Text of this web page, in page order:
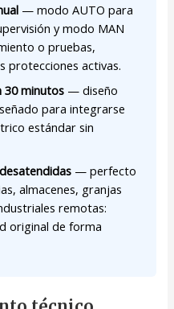
— modo AUTO para
y modo MAN
o pruebas,
protecciones activas.
30 minutos — diseño
para integrarse
estándar sin
— perfecto
almacenes, granjas
remotas:
original de forma